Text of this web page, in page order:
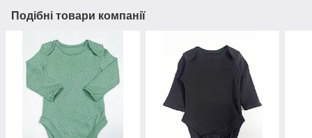
Подібні товари компанії